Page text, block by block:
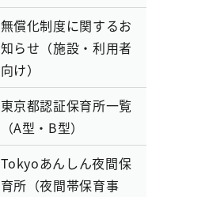
無償化制度に関するお
知らせ（施設・利用者
向け）
東京都認証保育所一覧
（A型・B型）
Tokyoあんしん夜間保
育所（夜間帯保育事